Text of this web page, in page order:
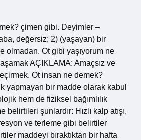
çimen gibi. Deyimler –
değersiz; 2) (yaşayan) bir
olmadan. Ot gibi yaşıyorum ne
AÇIKLAMA: Amaçsız ve
Ot insan ne demek?
yapmayan bir madde olarak kabul
hem de fiziksel bağımlılık
belirtileri şunlardır: Hızlı kalp atışı,
ve terleme gibi belirtiler
maddeyi bıraktıktan bir hafta